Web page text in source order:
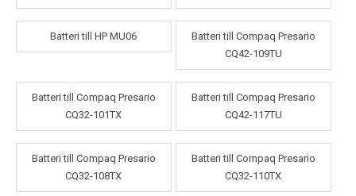
Batteri till HP MU06
Batteri till Compaq Presario
CQ42-109TU
Batteri till Compaq Presario
CQ32-101TX
Batteri till Compaq Presario
CQ42-117TU
Batteri till Compaq Presario
CQ32-108TX
Batteri till Compaq Presario
CQ32-110TX